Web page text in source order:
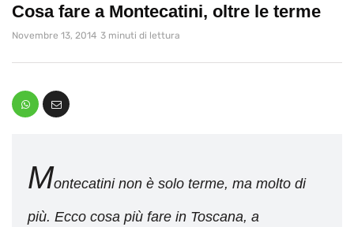
Cosa fare a Montecatini, oltre le terme
Novembre 13, 2014 3 minuti di lettura
Montecatini non è solo terme, ma molto di
più. Ecco cosa più fare in Toscana, a